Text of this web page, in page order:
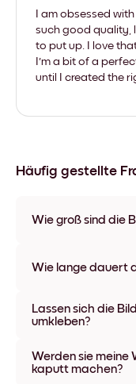
I am obsessed
such good quality,
to put up. I love
I'm a bit of a
until I created the
Häufig gestellte
Wie groß sind die
Erhältlich in
Wie lange dauert
Ländern bieten wir
bekommst Du nach
Lassen sich die
umkleben?
umpositionieren zu
beschädigen.
Werden sie meine
kaputt machen?